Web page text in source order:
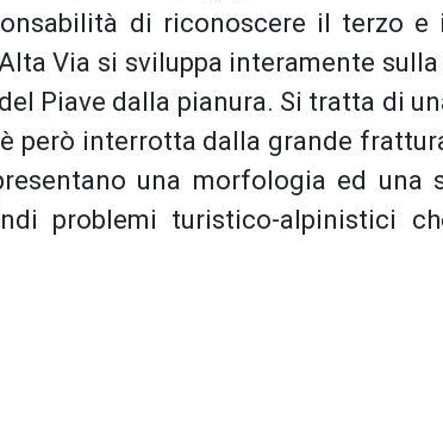
di riconoscere il terzo
Via si sviluppa interamente
Piave dalla pianura. Si tratta di
però interrotta dalla grande
una morfologia ed una
problemi turistico-alpinistici